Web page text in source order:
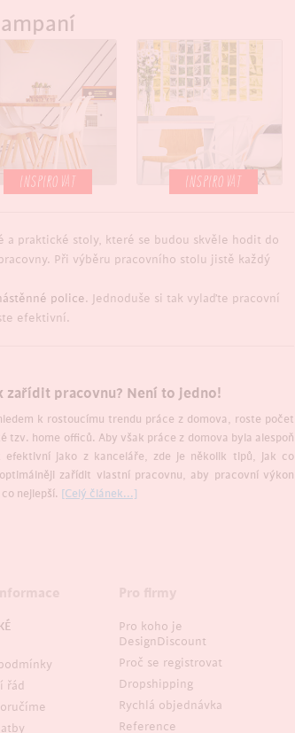
INSPIROVAT INSPIROVAT
a praktické stoly, které se budou skvěle hodit do
Při výběru pracovního stolu jistě každý
police. Jednoduše si tak vylaďte pracovní
efektivní.
zařídit pracovnu? Není to jedno!
k rostoucímu trendu práce z domova, roste počet
tzv. home officů. Aby však práce z domova byla alespoň
efektivní jako z kanceláře, zde je několik tipů, jak co
zařídit vlastní pracovnu, aby pracovní výkon
co nejlepší. [Celý článek...]
řád
Pro koho je
DesignDiscount
Proč se registrovat
Dropshipping
Rychlá objednávka
Reference